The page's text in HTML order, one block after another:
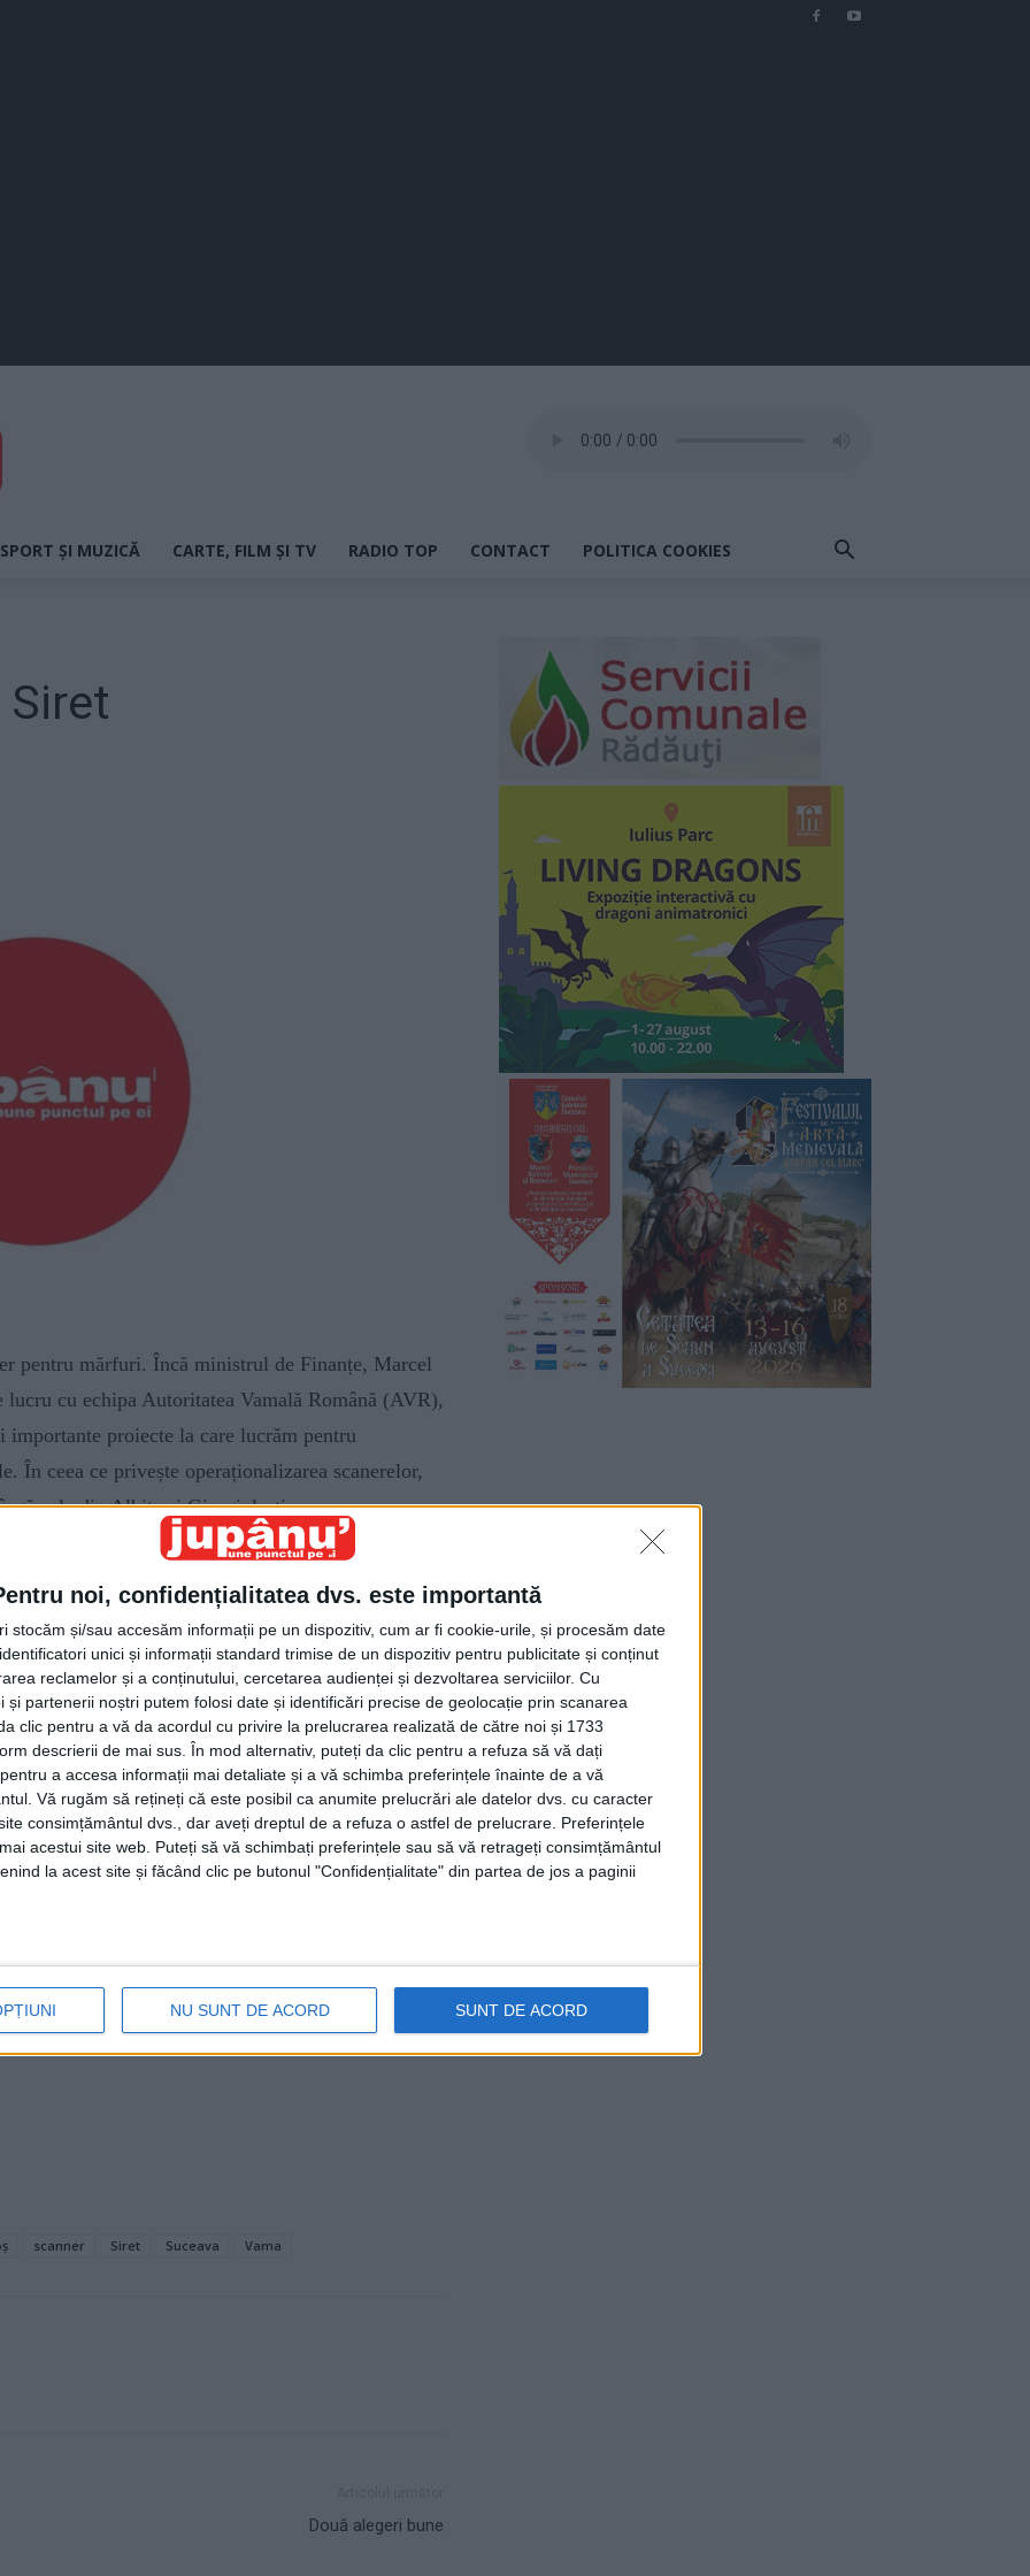
noi, confidențialitatea dvs. este importantă
stocăm și/sau accesăm informații pe un dispozitiv, cum ar fi cookie-urile, și procesăm date
unici și informații standard trimise de un dispozitiv pentru publicitate și conținut
reclamelor și a conținutului, cercetarea audienței și dezvoltarea serviciilor. Cu
și partenerii noștri putem folosi date și identificări precise de geolocație prin scanarea
clic pentru a vă da acordul cu privire la prelucrarea realizată de către noi și 1733
descrierii de mai sus. În mod alternativ, puteți da clic pentru a refuza să vă dați
a accesa informații mai detaliate și a vă schimba preferințele înainte de a vă
Vă rugăm să rețineți că este posibil ca anumite prelucrări ale datelor dvs. cu caracter
consimțământul dvs., dar aveți dreptul de a refuza o astfel de prelucrare. Preferințele
acestui site web. Puteți să vă schimbați preferințele sau să vă retrageți consimțământul
la acest site și făcând clic pe butonul "Confidențialitate" din partea de jos a paginii
NU SUNT DE ACORD SUNT DE ACORD
SPORT ȘI MUZICĂ CARTE, FILM ȘI TV RADIO TOP CONTACT POLITICA COOKIES
Siret
pentru mărfuri. Încă ministrul de Finanțe, Marcel
cu echipa Autoritatea Vamală Română (AVR),
proiecte la care lucrăm pentru
În ceea ce privește operaționalizarea scanerelor,
cele din Albița și Giurgiulești, vom avea un
urmînd ca la sfîrșitul anului în vămile din
de dispozitive”. Băi, băiatule, dar ce mare
de la vacă avem, lapte, brînză și carne. Scuzați,
la scanerele astea? Explică Ministerul de
oferind astfel autorităților o modalitate
compartimentelor de transport mărfuri ale
să detecteze obiecte sau substanțe periculoase.
interzise, nedeclarate sau disimulate care ar
Permite identificarea substanțelor sau
mediului înconjurător și care pot fi interzise
pe 24 februarie 2022, iar de atunci pe la Siret
mii de tiruri cu Dumnezeu cine știe ce, iar
Asta nu mai spune domnul Boloș, care ar
și nu să se laude că nu știu ce mare brînză de
scanner Siret Suceava Vama
Două alegeri bune